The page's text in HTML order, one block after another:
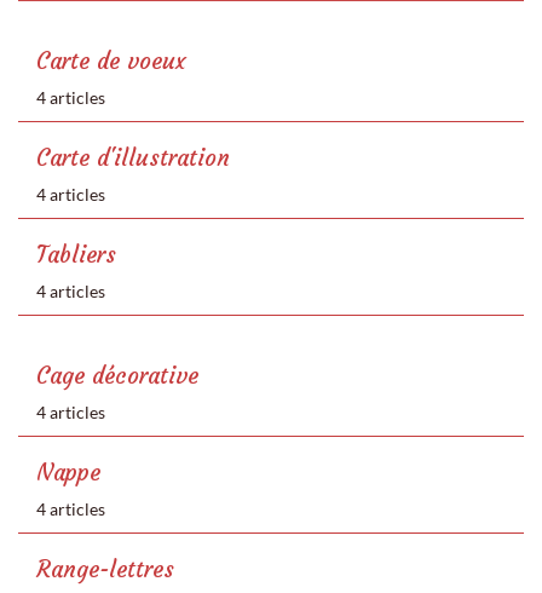
Carte de voeux
4 articles
Carte d'illustration
4 articles
Tabliers
4 articles
Cage décorative
4 articles
Nappe
4 articles
Range-lettres